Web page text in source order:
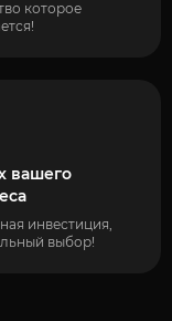
которое
вашего
инвестиция,
выбор!